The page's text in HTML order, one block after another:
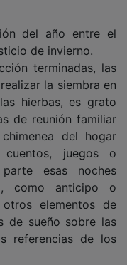
del año entre el
de invierno.
terminadas, las
la siembra en
hierbas, es grato
de reunión familiar
del hogar
juegos o
esas noches
como anticipo o
elementos de
de sueño sobre las
referencias de los